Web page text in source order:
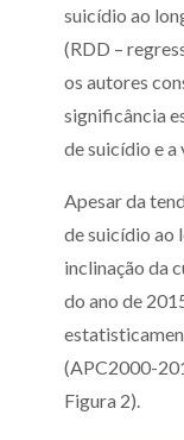
suicídio ao
(RDD –
os autores
significância
de suicídio e a
Apesar da
de suicídio ao
inclinação da
do ano de
(APC2000-
Figura 2).